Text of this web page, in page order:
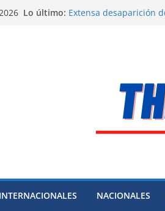
Lo último: Alarma a expertos de
El largo camino de
Residuos mineros,
INTERNACIONALES NACIONALES